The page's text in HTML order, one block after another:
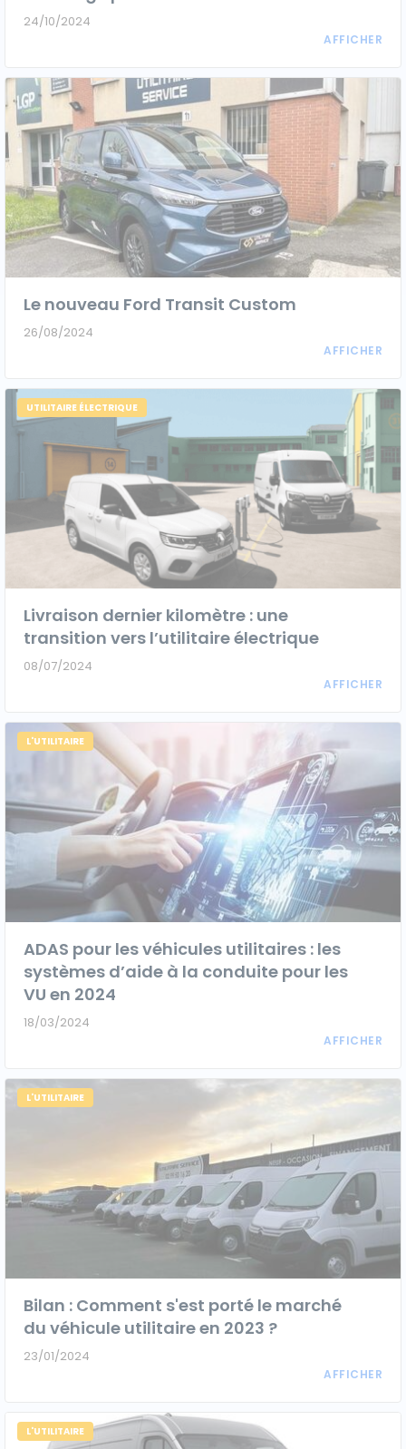
24/10/2024
Le nouveau Ford Transit Custom
26/08/2024
UTILITAIRE ÉLECTRIQUE
Livraison dernier kilomètre : une
transition vers l’utilitaire électrique
08/07/2024
L'UTILITAIRE
ADAS pour les véhicules utilitaires : les
systèmes d’aide à la conduite pour les
VU en 2024
18/03/2024
L'UTILITAIRE
Bilan : Comment s'est porté le marché
du véhicule utilitaire en 2023 ?
23/01/2024
L'UTILITAIRE